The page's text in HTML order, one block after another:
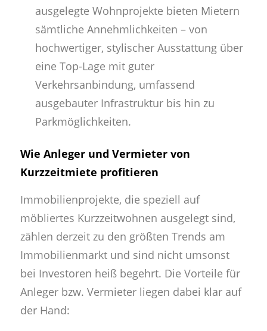
ausgelegte Wohnprojekte bieten Mietern
sämtliche Annehmlichkeiten – von
hochwertiger, stylischer Ausstattung über
eine Top-Lage mit guter
Verkehrsanbindung, umfassend
ausgebauter Infrastruktur bis hin zu
Parkmöglichkeiten.
Wie Anleger und Vermieter von
Kurzzeitmiete profitieren
Immobilienprojekte, die speziell auf
möbliertes Kurzzeitwohnen ausgelegt sind,
zählen derzeit zu den größten Trends am
Immobilienmarkt und sind nicht umsonst
bei Investoren heiß begehrt. Die Vorteile für
Anleger bzw. Vermieter liegen dabei klar auf
der Hand: